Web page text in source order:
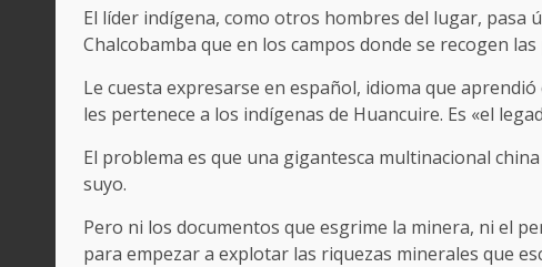
El líder indígena, como otros hombres del lugar, pasa
Chalcobamba que en los campos donde se recogen
Le cuesta expresarse en español, idioma que
les pertenece a los indígenas de Huancuire. Es «el
El problema es que una gigantesca multinacional
suyo.
Pero ni los documentos que esgrime la minera, ni el
para empezar a explotar las riquezas minerales que